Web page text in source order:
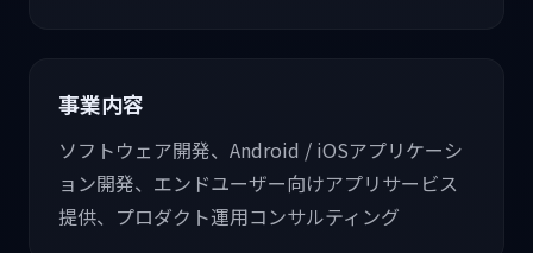
事業内容
ソフトウェア開発、Android / iOSアプリケーシ
ョン開発、エンドユーザー向けアプリサービス
提供、プロダクト運用コンサルティング